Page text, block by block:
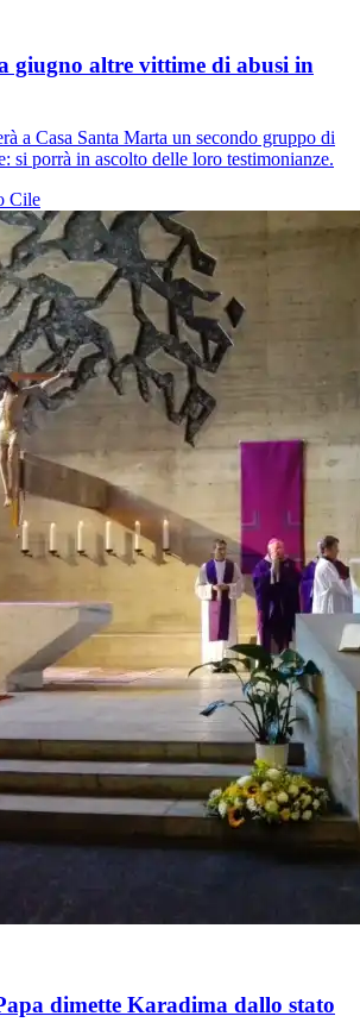
giugno altre vittime di abusi in
a Casa Santa Marta un secondo gruppo di
si porrà in ascolto delle loro testimonianze.
Cile
dimette Karadima dallo stato